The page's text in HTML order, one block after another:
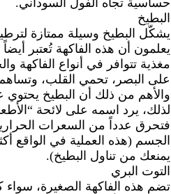
حساسية تجاه الفول السوداني.
البطيخ
يشكّل البطيخ وسيلة ممتازة
يعلمون أن هذه الفاكهة تُعتبر
مغذية تتوافر في أنواع الفاكهة
على البصر، تحمي القلب،
لذلك، يرد اسمه على لائحة
فتحرق عدداً من السعرات
الجسم (هذه العملية في الواقع
يمنعك من تناول البطيخ).
التوت البري
تضم هذه الفاكهة الصغيرة،